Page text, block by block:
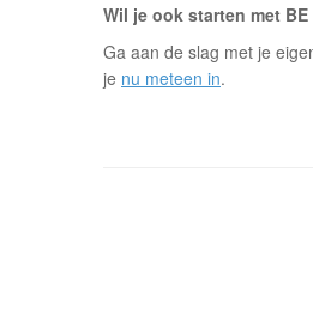
Wil je ook starten met BE
Ga aan de slag met je
je nu meteen in.